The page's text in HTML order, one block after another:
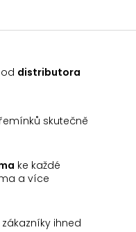
distributora
řemínků skutečně
ke každé
a více
ihned